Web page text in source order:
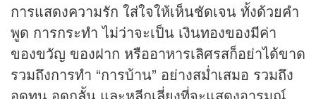
การแสดงความรัก ใส่ใจให้เห็นชัดเจน ทั้งด้วยคำ
พูด การกระทำ ไม่ว่าจะเป็น เงินทองของมีค่า
ของขวัญ ของฝาก หรืออาหารเลิศรสก็อย่าได้ขาด
รวมถึงการทำ “การบ้าน” อย่างสม่ำเสมอ รวมถึง